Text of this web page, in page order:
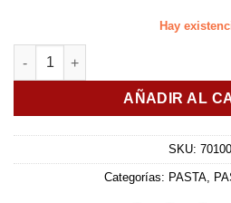
Hay
RAVIOLI RICOTTA Y ESPINACAS
AÑADIR AL
SKU:
Categorías: PASTA,